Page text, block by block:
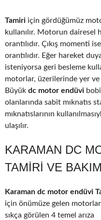
Tamiri için gördüğümüz
kullanılır. Motorun dairesel
orantılıdır. Çıkış momenti
orantılıdır. Eğer hareket
isteniyorsa geri besleme
motorlar, üzerilerinde yer ve
Büyük dc motor endüvi
olanlarında sabit mıknatıs
mıknatıslarının
ulaşılır.
KARAMAN DC
TAMIRI VE
Karaman dc motor endüvi
için önümüze gelen
sıkça görülen 4 temel arıza